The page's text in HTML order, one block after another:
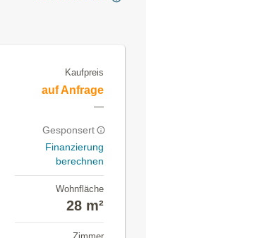
Kaufpreis
auf Anfrage
—
Gesponsert
Finanzierung
berechnen
Wohnfläche
28 m²